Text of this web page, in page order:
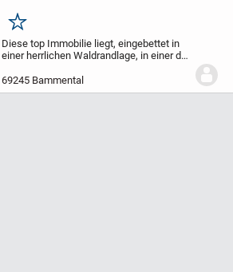
Merken
Diese top Immobilie liegt, eingebettet in
einer herrlichen Waldrandlage, in einer der
über 1.452 qm Grundstücksfläche.
angrenzend an Wiesen und Wald liegt...
69245 Bammental